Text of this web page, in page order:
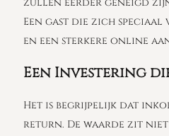
zullen eerder geneigd
Een gast die zich
en een sterkere online
Een Investering
Het is begrijpelijk dat
return. De waarde zit